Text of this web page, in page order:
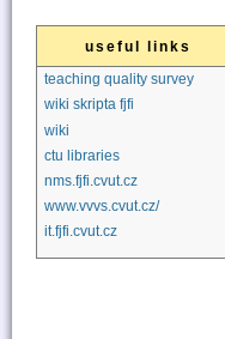
useful links
teaching quality survey
wiki skripta fjfi
wiki
ctu libraries
nms.fjfi.cvut.cz
www.vvvs.cvut.cz/
it.fjfi.cvut.cz